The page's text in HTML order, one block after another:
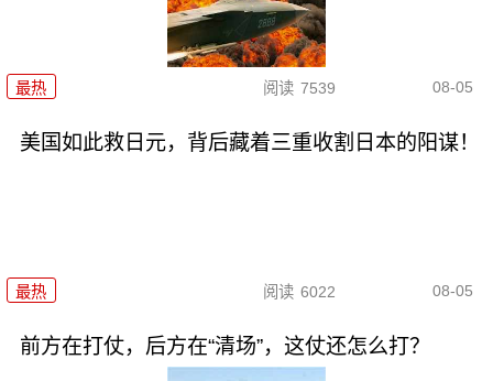
最热 阅读 7539 08-05
美国如此救日元，背后藏着三重收割日本的阳谋！
最热 阅读 6022 08-05
前方在打仗，后方在“清场”，这仗还怎么打？